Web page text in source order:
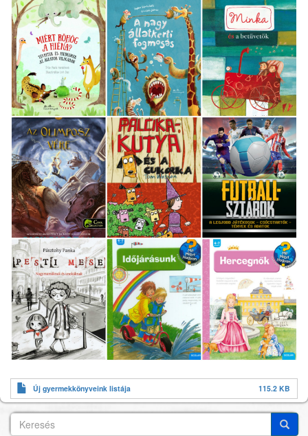
Új gyermekkönyveink listája 115.2 KB
Search
Keresés